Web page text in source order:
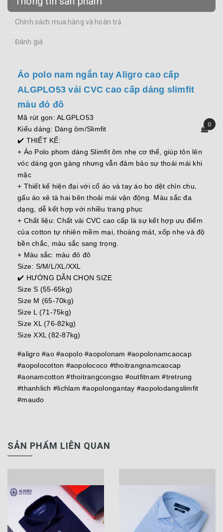
0
Chính sách mua hàng và hoàn trả
Đánh giá
Áo polo nam ngắn tay Aligro cao cấp
ALGPLO53 vải CVC cao cấp dáng slimfit
màu đỏ đô
Mã rút gọn: ALGPLO53
Kiểu dáng: Dáng ôm/Slimfit
✔️ THIẾT KẾ:
+ Áo Polo phom dáng Slimfit ôm nhẹ cơ thể, giúp tôn lên
vóc dáng gọn gàng nhưng vẫn đảm bảo sự thoải mái khi
mặc
+ Thiết kế hiện đại với cổ áo và tay áo bo dệt chỉn chu,
gấu áo xẻ tà hai bên thoải mái vận động. Màu sắc đa
dạng, dễ kết hợp với nhiều trang phục
+ Chất liệu: Chất vải CVC cao cấp là sự kết hợp ưu điểm
của cotton tự nhiên mềm mại, thoáng mát, xốp nhẹ và độ
bền chắc, màu sắc sang trọng.
+ Màu sắc: màu đỏ đô
Size: S/M/L/XL/XXL
✔️ HƯỚNG DẪN CHỌN SIZE
Size S (55-65kg)
Size M (65-70kg)
Size L (71-75kg)
Size XL (76-82kg)
Size XXL (82-87kg)
#aligro #ao #aopolo #aopolonam #aopolonamcaocap
#aopolocotton #aopolococo #thoitrangnamcaocap
#aonamcotton #thoitrangcongso #outfitnam #tretrung
#thanhlich #lichlam #aopolongantay #aopolodangslimfit
#maudo
SẢN PHẨM LIÊN QUAN